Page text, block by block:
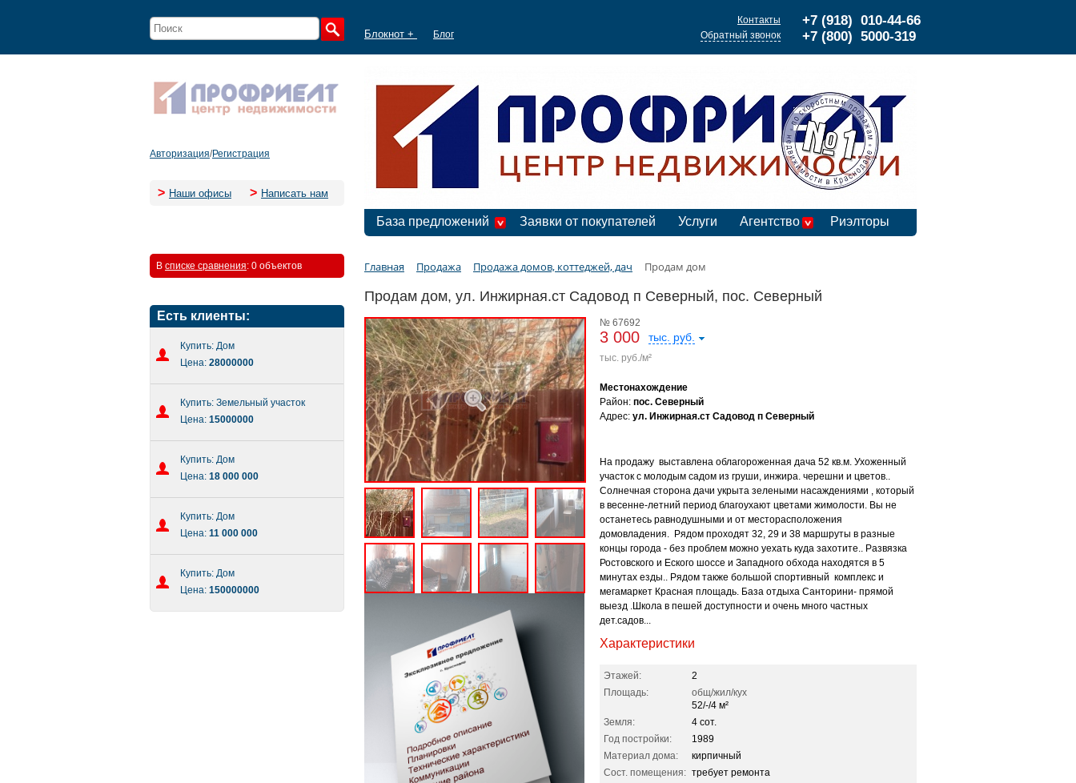
Блокнот + Блог
+7 (918) 010-44-66
+7 (800) 5000-319
Контакты
Обратный звонок
Авторизация/Регистрация
> Наши офисы > Написать нам
База предложений Заявки от покупателей Услуги Агентство Риэлторы
В списке сравнения: 0 объектов
Есть клиенты:
Купить: Дом
Цена: 28000000
Купить: Земельный участок
Цена: 15000000
Купить: Дом
Цена: 18 000 000
Купить: Дом
Цена: 11 000 000
Купить: Дом
Цена: 150000000
Главная Продажа Продажа домов, коттеджей, дач Продам дом
Продам дом, ул. Инжирная.ст Садовод п Северный, пос. Северный
№ 67692
3 000 тыс. руб.
тыс. руб./м²
Местонахождение
Район: пос. Северный
Адрес: ул. Инжирная.ст Садовод п Северный
На продажу выставлена облагороженная дача 52 кв.м. Ухоженный
участок с молодым садом из груши, инжира. черешни и цветов..
Солнечная сторона дачи укрыта зелеными насаждениями , который
в весенне-летний период благоухают цветами жимолости. Вы не
останетесь равнодушными и от месторасположения
домовладения. Рядом проходят 32, 29 и 38 маршруты в разные
концы города - без проблем можно уехать куда захотите.. Развязка
Ростовского и Еского шоссе и Западного обхода находятся в 5
минутах езды.. Рядом также большой спортивный комплекс и
мегамаркет Красная площадь. База отдыха Санторини- прямой
выезд .Школа в пешей доступности и очень много частных
дет.садов...
Характеристики
Этажей:
2
Площадь:
общ/жил/кух
52/-/4 м²
Земля:
4 сот.
Год постройки:
1989
Материал дома:
кирпичный
Сост. помещения: требует ремонта